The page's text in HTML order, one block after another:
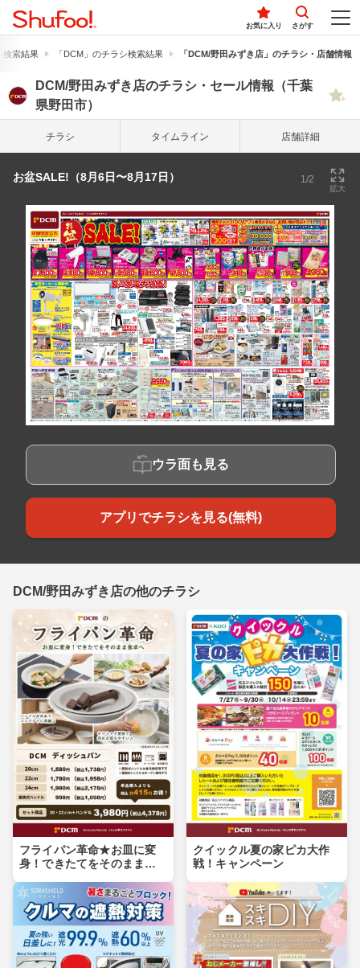
お気に入り さがす
検索結果 「DCM」のチラシ検索結果 「DCM/野田みずき店」のチラシ・店舗情報
DCM/野田みずき店のチラシ・セール情報（千葉
県野田市）
チラシ タイム ライン 店舗詳細
お盆SALE!（8月6日〜8月17日） 1/2
拡大
ウラ面も見る
アプリでチラシを見る(無料)
DCM/野田みずき店の他のチラシ
フライパン革命★お皿に変
身！できたてをそのまま食
クイックル夏の家ピカ大作
戦！キャンペーン